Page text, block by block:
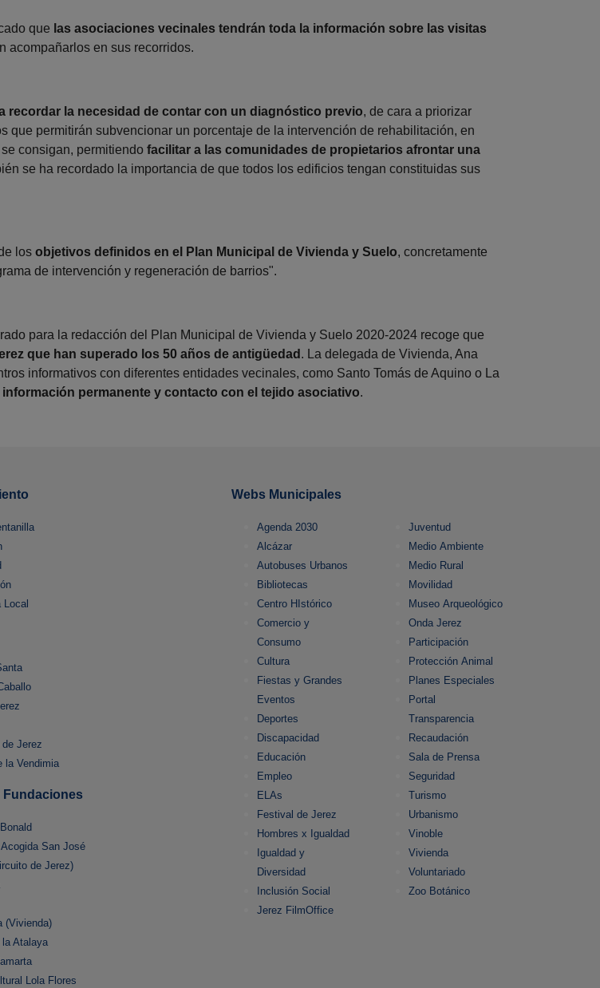
que las asociaciones vecinales tendrán toda la información sobre las visitas
acompañarlos en sus recorridos.
recordar la necesidad de contar con un diagnóstico previo, de cara a priorizar
que permitirán subvencionar un porcentaje de la intervención de rehabilitación, en
consigan, permitiendo facilitar a las comunidades de propietarios afrontar una
se ha recordado la importancia de que todos los edificios tengan constituidas sus
los objetivos definidos en el Plan Municipal de Vivienda y Suelo, concretamente
de intervención y regeneración de barrios".
para la redacción del Plan Municipal de Vivienda y Suelo 2020-2024 recoge que
que han superado los 50 años de antigüedad . La delegada de Vivienda, Ana
informativos con diferentes entidades vecinales, como Santo Tomás de Aquino o La
información permanente y contacto con el tejido asociativo.
Local
de Jerez
la Vendimia
Fundaciones
San José
de Jerez)
(Vivienda)
la Atalaya
Lola Flores
Webs Municipales
Agenda 2030
Alcázar
Autobuses Urbanos
Bibliotecas
Centro HIstórico
Comercio y
Consumo
Cultura
Fiestas y Grandes
Eventos
Deportes
Discapacidad
Educación
Empleo
ELAs
Festival de Jerez
Hombres x Igualdad
Igualdad y
Diversidad
Inclusión Social
Jerez FilmOffice
Juventud
Medio Ambiente
Medio Rural
Movilidad
Museo Arqueológico
Onda Jerez
Participación
Protección Animal
Planes Especiales
Portal
Transparencia
Recaudación
Sala de Prensa
Seguridad
Turismo
Urbanismo
Vinoble
Vivienda
Voluntariado
Zoo Botánico